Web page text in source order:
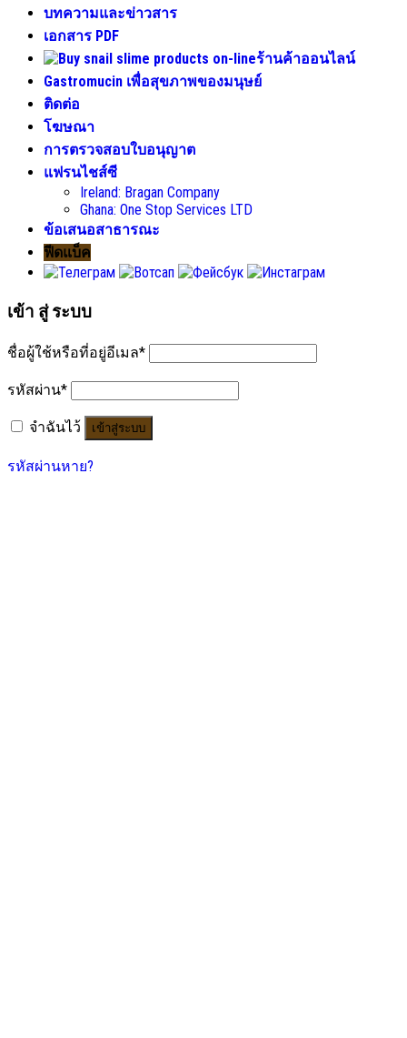
บทความและข่าวสาร
เอกสาร PDF
ร้านค้าออนไลน์
Gastromucin เพื่อสุขภาพของมนุษย์
ติดต่อ
โฆษณา
การตรวจสอบใบอนุญาต
แฟรนไชส์ซี
Ireland: Bragan Company
Ghana: One Stop Services LTD
ข้อเสนอสาธารณะ
ฟีดแบ็ค
เข้า สู่ ระบบ
ชื่อผู้ใช้หรือที่อยู่อีเมล*
รหัสผ่าน*
จําฉันไว้ เข้าสู่ระบบ
รหัสผ่านหาย?